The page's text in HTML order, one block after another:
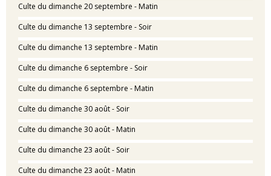
Culte du dimanche 20 septembre - Matin
Culte du dimanche 13 septembre - Soir
Culte du dimanche 13 septembre - Matin
Culte du dimanche 6 septembre - Soir
Culte du dimanche 6 septembre - Matin
Culte du dimanche 30 août - Soir
Culte du dimanche 30 août - Matin
Culte du dimanche 23 août - Soir
Culte du dimanche 23 août - Matin